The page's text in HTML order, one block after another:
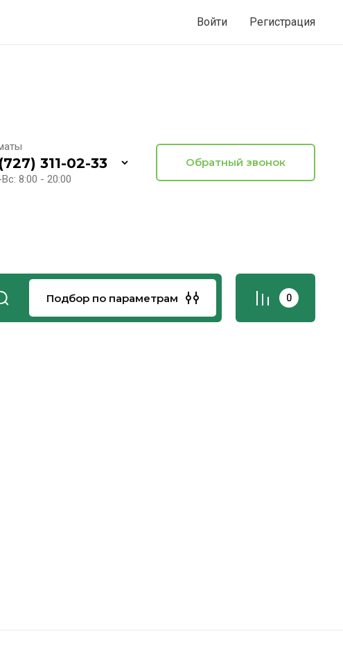
Войти Регистрация
311-02-33
8:00 - 20:00
Обратный звонок
Подбор по параметрам 0